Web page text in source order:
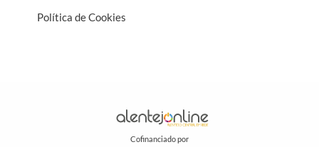
Política de Cookies
Cofinanciado por